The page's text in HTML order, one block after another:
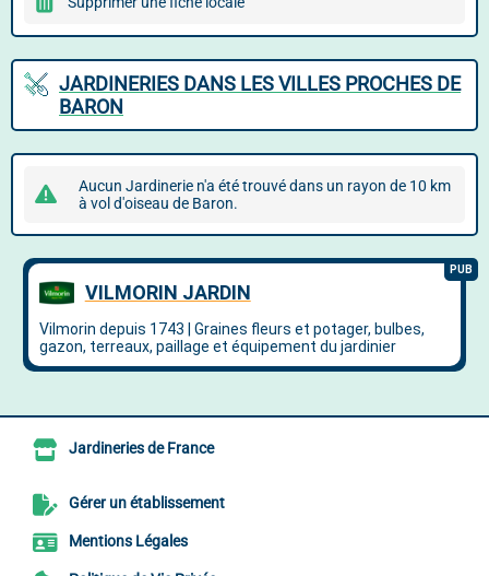
JARDINERIES DANS LES VILLES PROCHES DE
BARON
Aucun Jardinerie n'a été trouvé dans un rayon de 10 km
à vol d'oiseau de Baron.
Jardineries de France
Gérer un établissement
Mentions Légales